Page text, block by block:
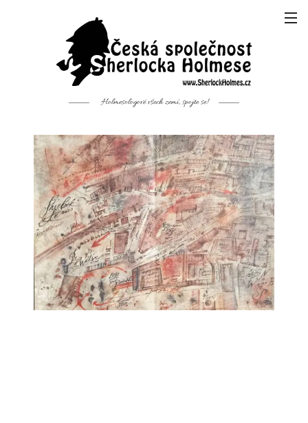
Holmesologové všech zemí, spojte se!